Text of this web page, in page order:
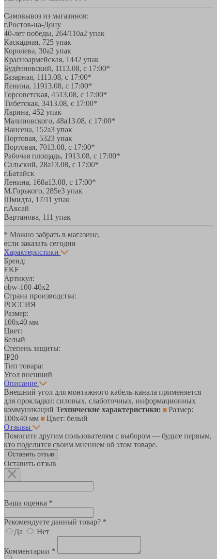
Самовывоз из магазинов:
г.Ростов-на-Дону
40-лет победы, 264/110а2 упак
Каскадная, 725 упак
Королева, 30а2 упак
Красноармейская, 1442 упак
Будённовский, 1113.08, с 17:00*
Базарная, 1113.08, с 17:00*
Ленина, 11913.08, с 17:00*
Горсоветская, 4513.08, с 17:00*
Тибетская, 3413.08, с 17:00*
Ларина, 452 упак
Малиновского, 48а13.08, с 17:00*
Нансена, 152а3 упак
Портовая, 5323 упак
Портовая, 7013.08, с 17:00*
Рабочая площадь, 1913.08, с 17:00*
Сальский, 28a13.08, с 17:00*
г.Батайск
Ленина, 168а13.08, с 17:00*
М.Горького, 285е3 упак
Шмидта, 17/11 упак
г.Аксай
Вартанова, 111 упак
* Можно забрать в магазине,
если заказать сегодня
Характеристики
Бренд:
EKF
Артикул:
obw-100-40x2
Страна производства:
РОССИЯ
Размер:
100х40 мм
Цвет:
Белый
Степень защиты:
IP20
Тип товара:
Угол внешний
Описание
Внешний угол для монтажного кабель-канала применяется
для прокладки: силовых, слаботочных, информационных
коммуникаций Технические характеристики:
Размер:
100х40 мм
Цвет: белый
Отзывы
Помогите другим пользователям с выбором — будьте первым,
кто поделится своим мнением об этом товаре.
Оставить отзыв
Оставить отзыв
Ваша оценка *
Рекомендуете данный товар? *
Да
Нет
Комментарии *